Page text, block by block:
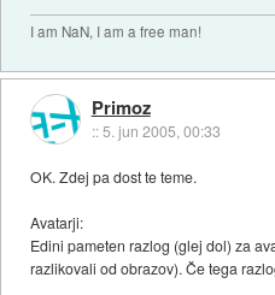
I am NaN, I am a free man!
Primoz
::5. jun 2005, 00:33
OK. Zdej pa dost te teme.
Avatarji:
Edini pameten razlog (glej dol) za
razlikovali od obrazov). Če tega